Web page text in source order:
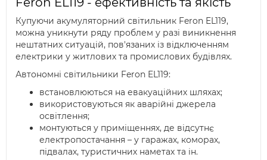
Купуючи акумуляторний світильник Feron EL119,
можна уникнути ряду проблем у разі виникнення
нештатних ситуацій, пов'язаних із відключенням
електрики у житлових та промислових будівлях.
Автономні світильники Feron EL119:
встановлюються на евакуаційних шляхах;
використовуються як аварійні джерела
освітлення;
монтуються у приміщеннях, де відсутнє
електропостачання – у гаражах, коморах,
підвалах, туристичних наметах та ін.